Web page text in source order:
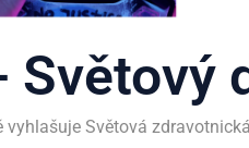
Světový
vyhlašuje Světová